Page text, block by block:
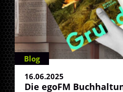
Blog
16.06.2025
Die egoFM